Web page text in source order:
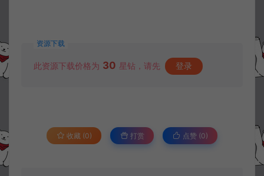
资源下载
此资源下载价格为 30 星钻，请先 登录
收藏 (0) 打赏 点赞 (0)